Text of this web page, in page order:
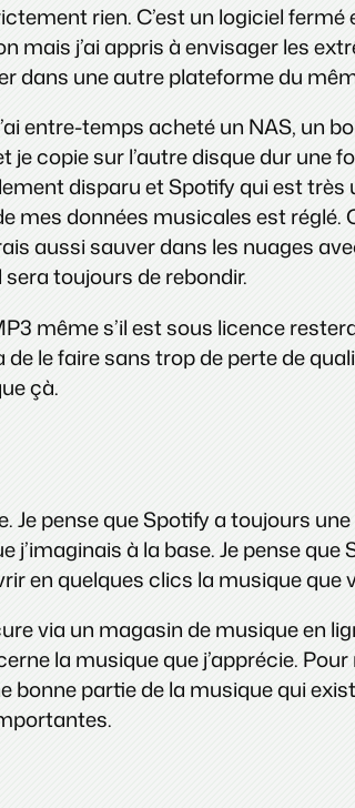
rien. C’est un logiciel
mais j’ai appris à envisager les
dans une autre plateforme du
entre-temps acheté un NAS, un
copie sur l’autre disque dur une
disparu et Spotify qui est très
données musicales est réglé.
aussi sauver dans les nuages
sera toujours de rebondir.
même s’il est sous licence
le faire sans trop de perte de
çà.
Je pense que Spotify a toujours
à la base. Je pense que
en quelques clics la musique que
via un magasin de musique en
la musique que j’apprécie.
partie de la musique qui